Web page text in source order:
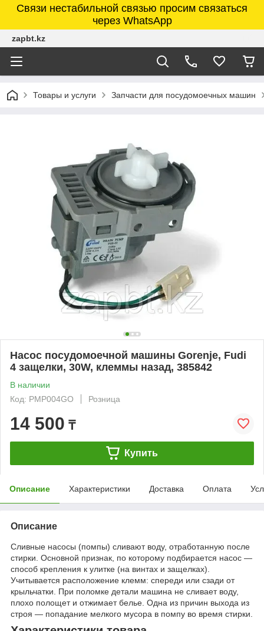
Связи нестабильной связью просим связаться
через WhatsApp
zapbt.kz
Товары и услуги Запчасти для посудомоечных машин
Насос посудомоечной машины Gorenje, Fudi
4 защелки, 30W, клеммы назад, 385842
В наличии
Код: PMP004GO
Розница
14 500 ₸
Купить
Описание Характеристики Доставка Оплата
Описание
Сливные насосы (помпы) сливают воду, отработанную после
стирки. Основной признак, по которому подбирается насос —
способ крепления к улитке (на винтах и защелках).
Учитывается расположение клемм: спереди или сзади от
крыльчатки. При поломке детали машина не сливает воду,
плохо полощет и отжимает белье. Одна из причин выхода из
строя — попадание мелкого мусора в помпу во время стирки.